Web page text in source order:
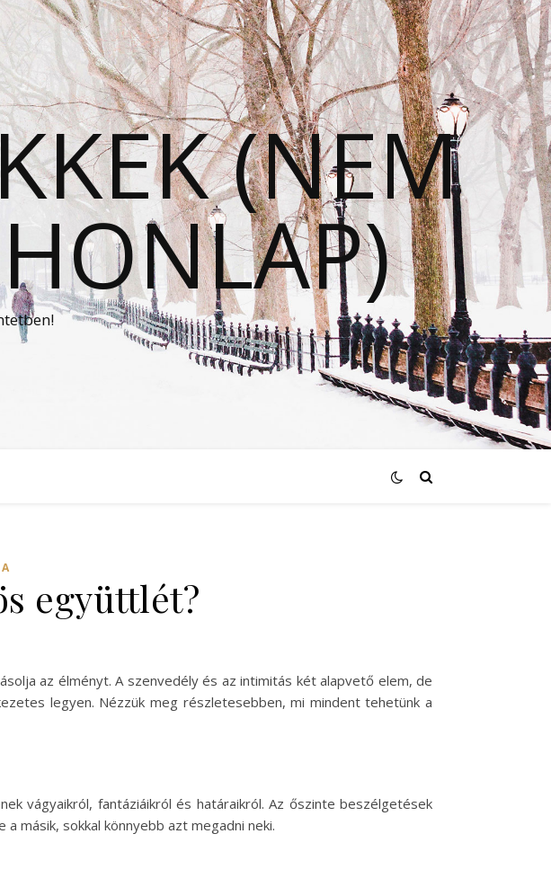
(NEM
együttlét?
az élményt. A szenvedély és az intimitás két alapvető elem, de
legyen. Nézzük meg részletesebben, mi mindent tehetünk a
vágyaikról, fantáziáikról és határaikról. Az őszinte beszélgetések
másik, sokkal könnyebb azt megadni neki.